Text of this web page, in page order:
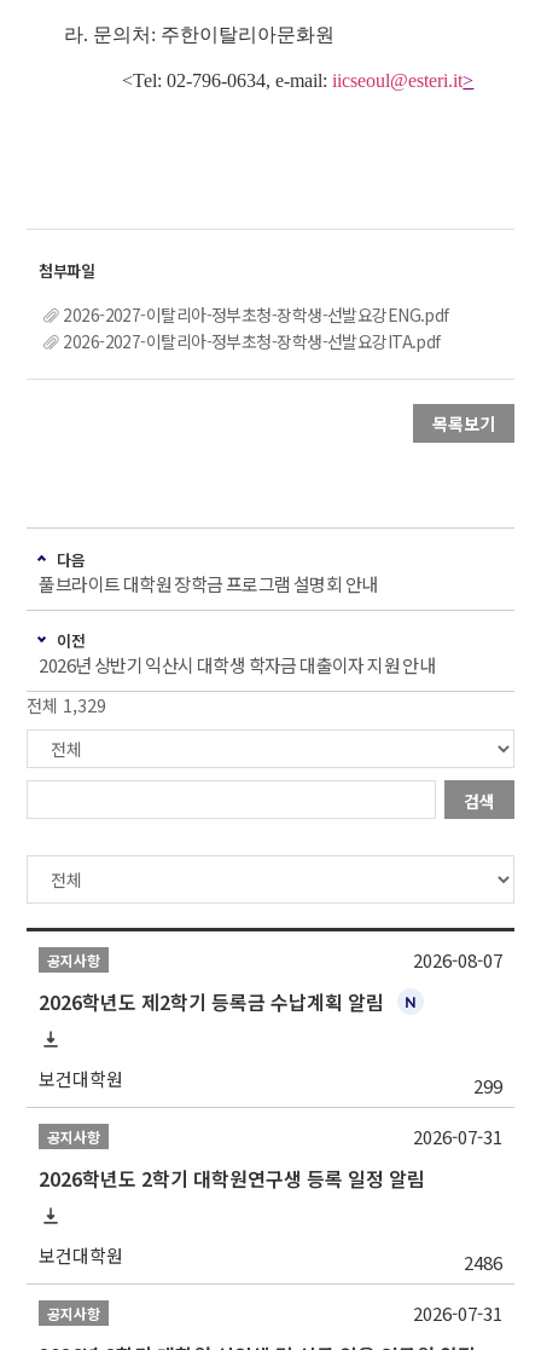
라. 문의처: 주한이탈리아문화원
<Tel: 02-796-0634, e-mail:iicseoul@esteri.it>
2026-2027-이탈리아-정부초청-장학생-선발요강ENG.pdf
2026-2027-이탈리아-정부초청-장학생-선발요강ITA.pdf
목록보기
다음
풀브라이트 대학원 장학금 프로그램 설명회 안내
이전
2026년 상반기 익산시 대학생 학자금 대출이자 지원 안내
전체 1,329
검색
공지사항
2026학년도 제2학기 등록금 수납계획 알림
보건대학원 299
2026-08-07
공지사항
2026학년도 2학기 대학원연구생 등록 일정 알림
보건대학원 2486
2026-07-31
공지사항 2026-07-31